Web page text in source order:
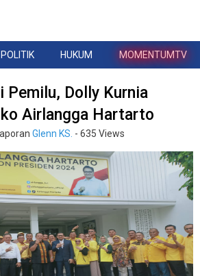
POLITIK HUKUM MOMENTUMTV
Pemilu, Dolly Kurnia
Airlangga Hartarto
Glenn KS. - 635 Views